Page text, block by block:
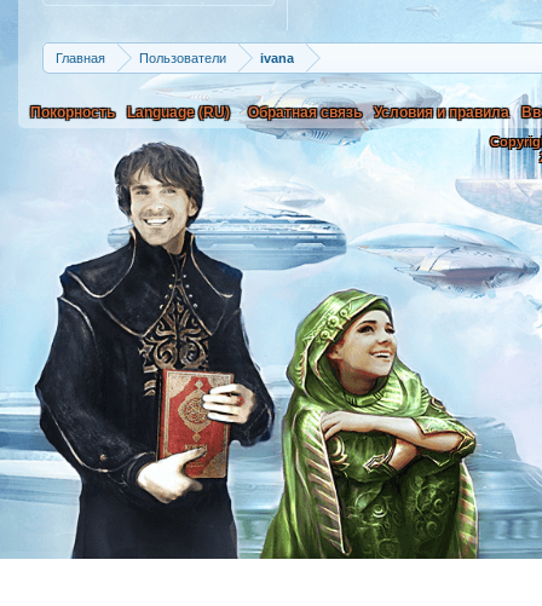
Главная Пользователи ivana
Покорность Language (RU) Обратная связь Условия и правила